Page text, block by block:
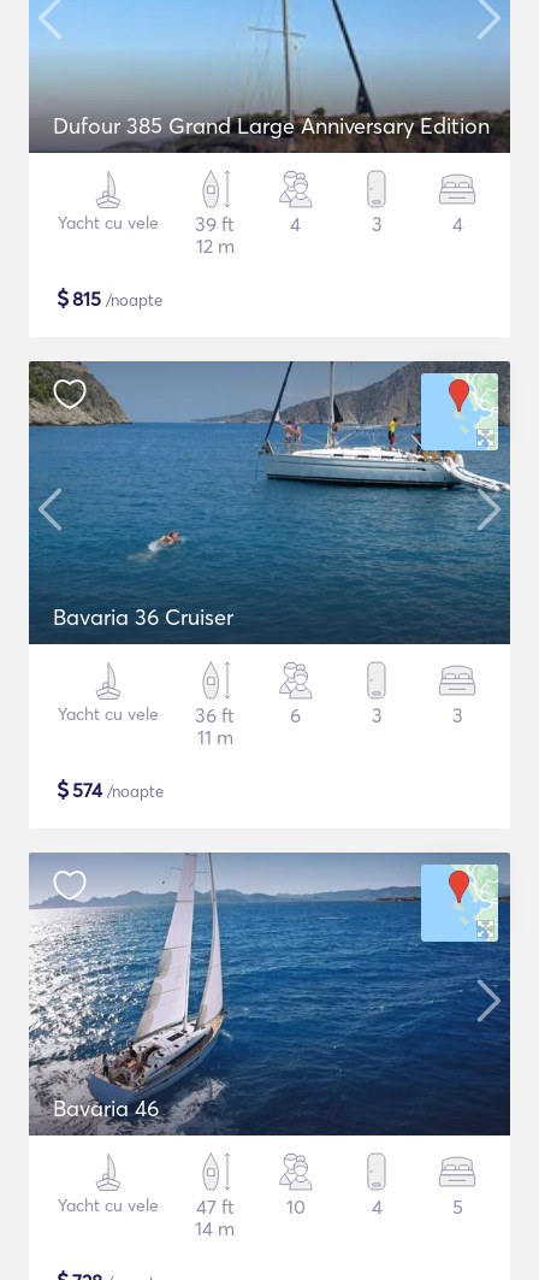
Dufour 385 Grand Large Anniversary Edition
Yacht cu vele
39 ft
12 m
4 3 4
$815 /noapte
Bavaria 36 Cruiser
Yacht cu vele
36 ft
11 m
6 3 3
$574/noapte
Bavaria 46
Yacht cu vele
47 ft
14 m
10 4 5